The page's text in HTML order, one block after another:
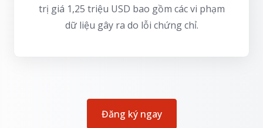
trị giá 1,25 triệu USD bao gồm các vi phạm
dữ liệu gây ra do lỗi chứng chỉ.
Đăng ký ngay